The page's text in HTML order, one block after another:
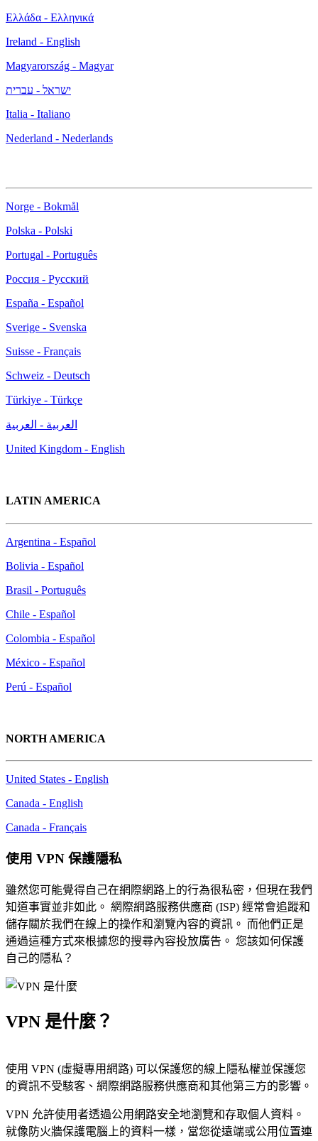
Ελλάδα - Ελληνικά
Ireland - English
Magyarország - Magyar
ישראל - עברית
Italia - Italiano
Nederland - Nederlands
Norge - Bokmål
Polska - Polski
Portugal - Português
Россия - Русский
España - Español
Sverige - Svenska
Suisse - Français
Schweiz - Deutsch
Türkiye - Türkçe
العربية - العربية
United Kingdom - English
LATIN AMERICA
Argentina - Español
Bolivia - Español
Brasil - Português
Chile - Español
Colombia - Español
México - Español
Perú - Español
NORTH AMERICA
United States - English
Canada - English
Canada - Français
使用 VPN 保護隱私
雖然您可能覺得自己在網際網路上的行為很私密，但現在我們
知道事實並非如此。 網際網路服務供應商 (ISP) 經常會追蹤和
儲存關於我們在線上的操作和瀏覽內容的資訊。 而他們正是
通過這種方式來根據您的搜尋內容投放廣告。 您該如何保護
自己的隱私？
VPN 是什麼？
使用 VPN (虛擬專用網路) 可以保護您的線上隱私權並保護您
的資訊不受駭客、網際網路服務供應商和其他第三方的影響。
VPN 允許使用者透過公用網路安全地瀏覽和存取個人資料。
就像防火牆保護電腦上的資料一樣，當您從遠端或公用位置連